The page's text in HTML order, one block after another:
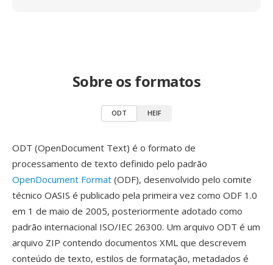
Sobre os formatos
ODT HEIF
ODT (OpenDocument Text) é o formato de
processamento de texto definido pelo padrão
OpenDocument Format (ODF), desenvolvido pelo comite
técnico OASIS é publicado pela primeira vez como ODF 1.0
em 1 de maio de 2005, posteriormente adotado como
padrão internacional ISO/IEC 26300. Um arquivo ODT é um
arquivo ZIP contendo documentos XML que descrevem
conteúdo de texto, estilos de formatação, metadados é